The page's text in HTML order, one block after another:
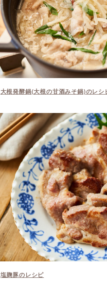
大根発酵鍋(大根の甘酒みそ鍋)のレシ
塩麹豚のレシピ